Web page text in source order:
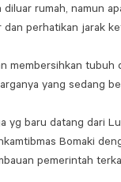
rumah, namun
dan perhatikan jarak
membersihkan tubuh
yang sedang
yg baru datang dari
Bomaki
pemerintah